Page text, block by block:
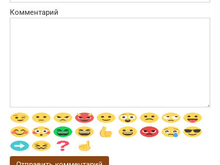
Комментарий